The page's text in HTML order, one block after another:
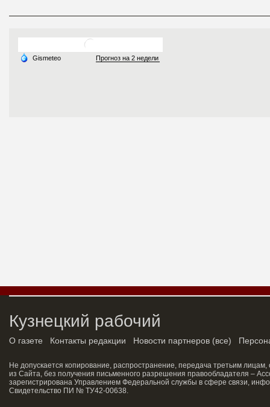
Кузнецкий рабочий
О газете Контакты редакции Новости партнеров (все)
Не допускается копирование, распространение, передача третьим
из Сайта, без получения письменного разрешения правообладателя –
зарегистрирована Управлением Федеральной службы в сфере связи,
Свидетельство ПИ № ТУ42-00638.